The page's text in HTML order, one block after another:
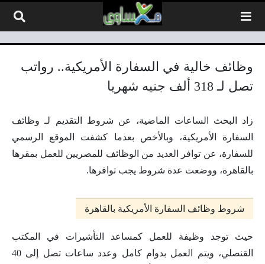
وظائف خالية في السفارة الأمريكية.. رواتب
تصل لـ 318 ألف جنيه شهريا
زاد البحث الساعات الماضية، عن شروط التقديم لـ وظائف
السفارة الأمريكية، وبالأخص بعدما كشفت الموقع الرسمي
للسفارة، عن توافر العديد من الوظائف للمصريين للعمل بمقرها
بالقاهرة، ووضعت عدة شروط يجب توافرها.
شروط وظائف السفارة الأمريكية بالقاهرة
حيث توجد وظيفة للعمل كمساعد التأشيرات في المكتب
القنصلي، ويتم العمل بدوام كامل وعدد ساعات تصل إلى 40